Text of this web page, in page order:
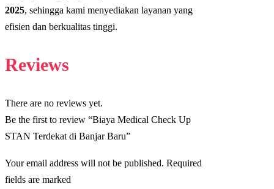
2025, sehingga kami menyediakan layanan yang
efisien dan berkualitas tinggi.
Reviews
There are no reviews yet.
Be the first to review “Biaya Medical Check Up
STAN Terdekat di Banjar Baru”
Your email address will not be published. Required
fields are marked